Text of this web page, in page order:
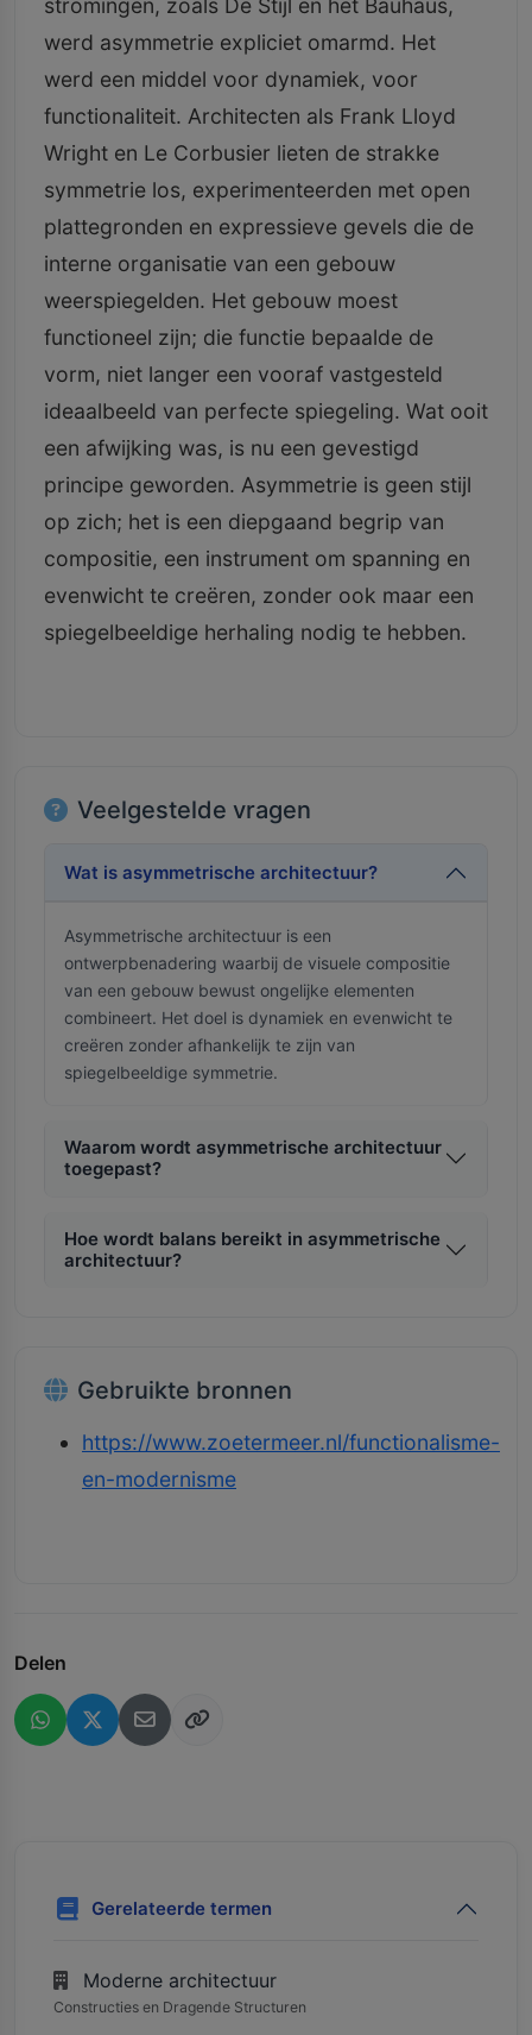
stromingen, zoals De Stijl en het Bauhaus,
werd asymmetrie expliciet omarmd. Het
werd een middel voor dynamiek, voor
functionaliteit. Architecten als Frank Lloyd
Wright en Le Corbusier lieten de strakke
symmetrie los, experimenteerden met open
plattegronden en expressieve gevels die de
interne organisatie van een gebouw
weerspiegelden. Het gebouw moest
functioneel zijn; die functie bepaalde de
vorm, niet langer een vooraf vastgesteld
ideaalbeeld van perfecte spiegeling. Wat ooit
een afwijking was, is nu een gevestigd
principe geworden. Asymmetrie is geen stijl
op zich; het is een diepgaand begrip van
compositie, een instrument om spanning en
evenwicht te creëren, zonder ook maar een
spiegelbeeldige herhaling nodig te hebben.
Veelgestelde vragen
Wat is asymmetrische architectuur?
Asymmetrische architectuur is een
ontwerpbenadering waarbij de visuele compositie
van een gebouw bewust ongelijke elementen
combineert. Het doel is dynamiek en evenwicht te
creëren zonder afhankelijk te zijn van
spiegelbeeldige symmetrie.
Waarom wordt asymmetrische architectuur
toegepast?
Hoe wordt balans bereikt in asymmetrische
architectuur?
Gebruikte bronnen
https://www.zoetermeer.nl/functionalisme-
en-modernisme
Delen
Gerelateerde termen
Moderne architectuur
Constructies en Dragende Structuren